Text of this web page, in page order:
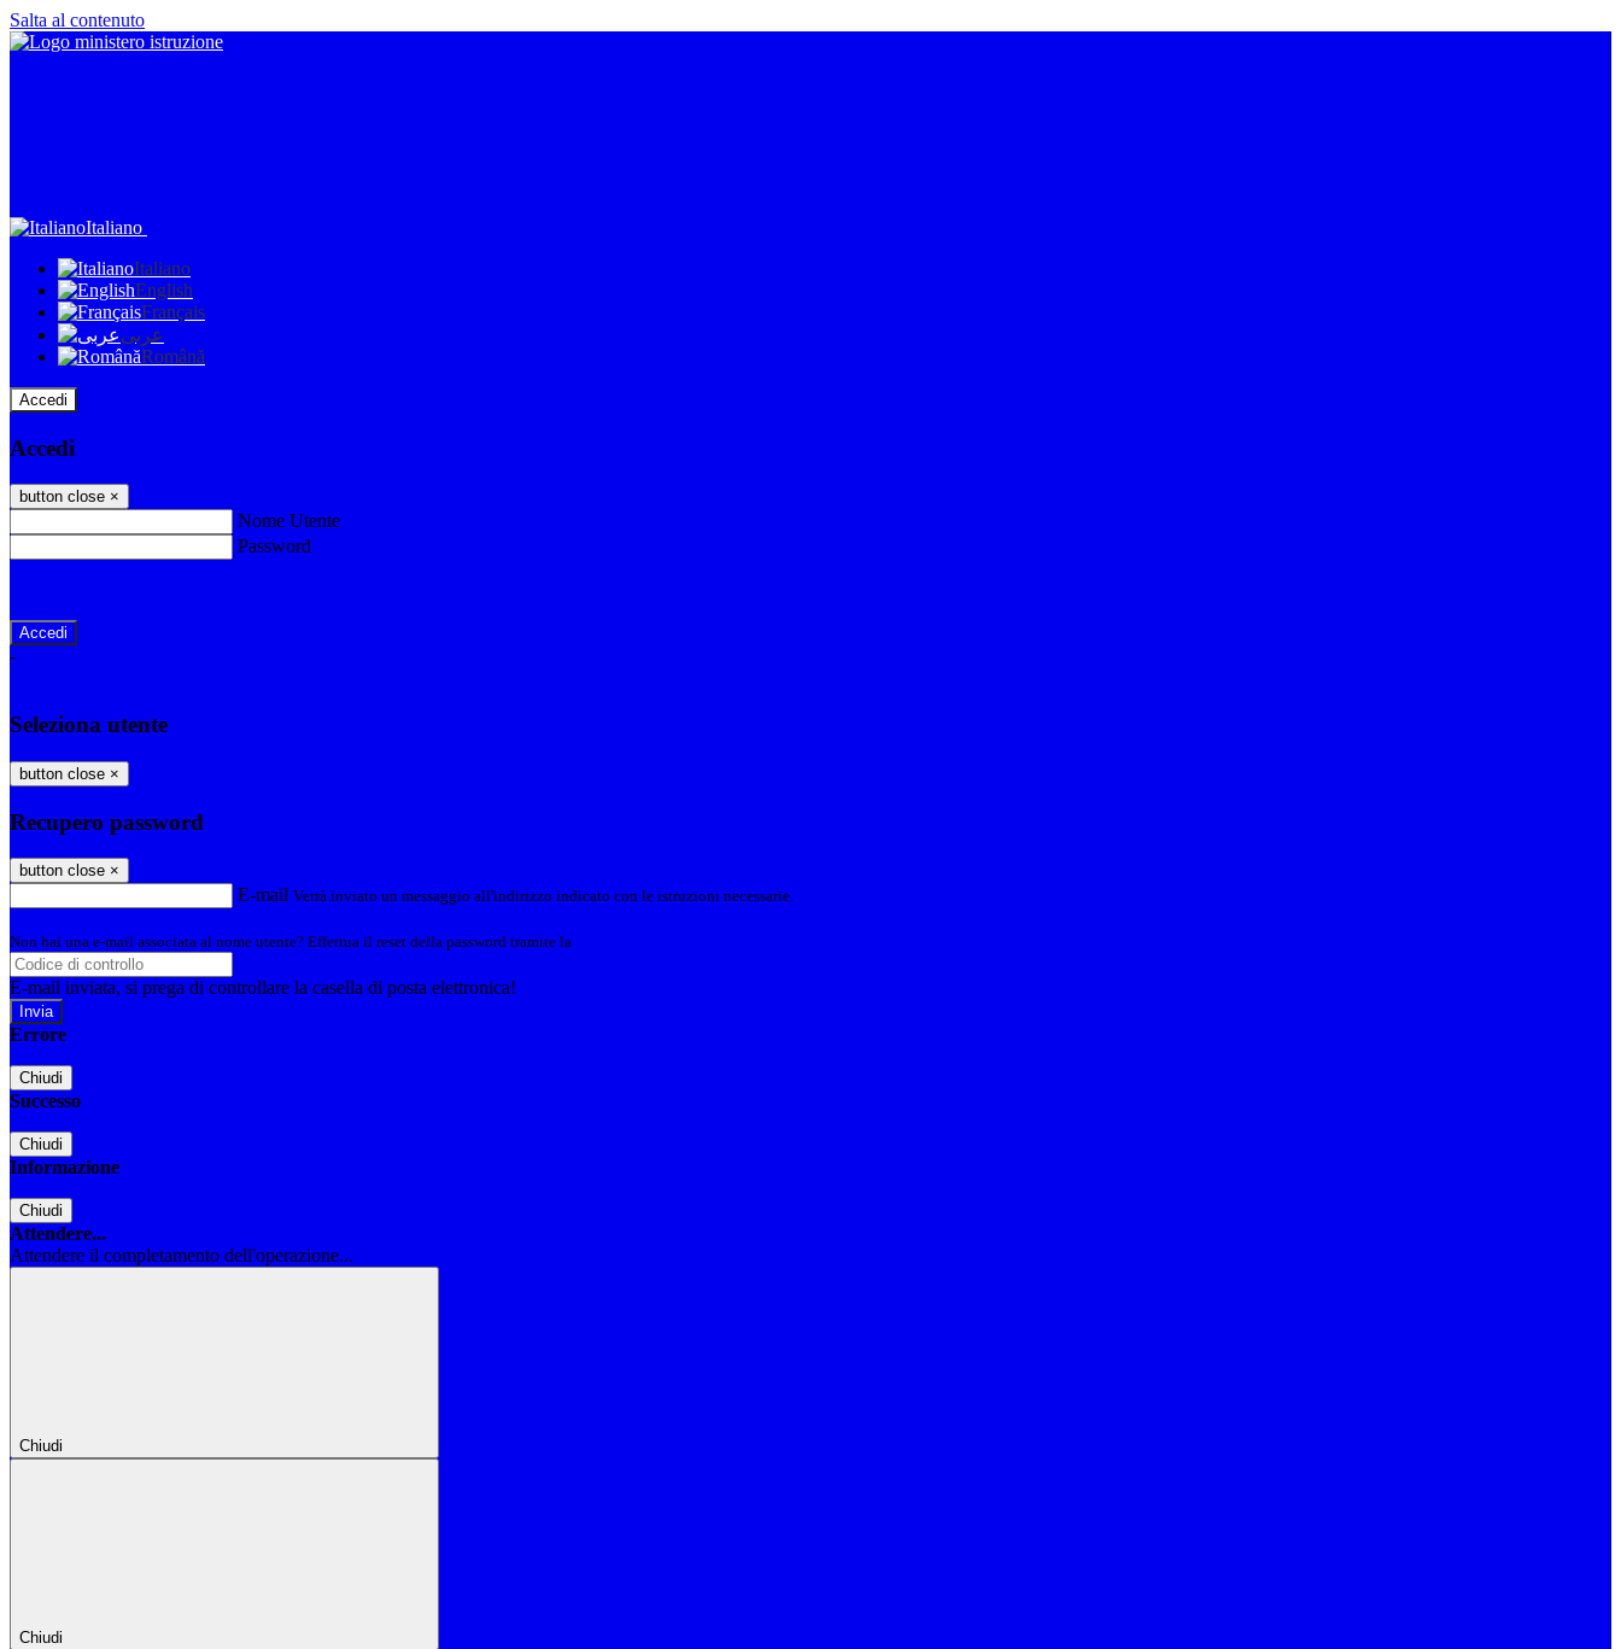
Salta al contenuto
Italiano
Italiano
English
Français
عربى
Română
Accedi
Accedi
button close ×
Nome Utente
Password
-
Seleziona utente
button close ×
Recupero password
button close ×
E-mail Verrà inviato un messaggio all'indirizzo indicato con le istruzioni necessarie.
Non hai una e-mail associata al nome utente? Effettua il reset della password tramite la
E-mail inviata, si prega di controllare la casella di posta elettronica!
Errore
Chiudi
Successo
Chiudi
Informazione
Chiudi
Attendere...
Attendere il completamento dell'operazione...
Chiudi
Chiudi